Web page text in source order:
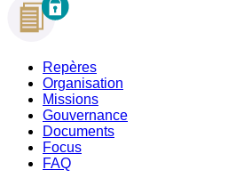
Repères
Organisation
Missions
Gouvernance
Documents
Focus
FAQ